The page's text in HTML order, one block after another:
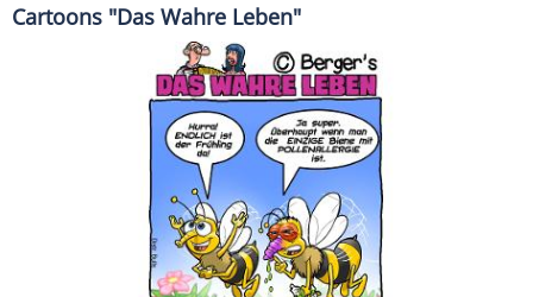
Cartoons "Das Wahre Leben"